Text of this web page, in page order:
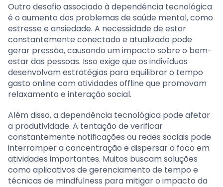
Outro desafio associado à dependência tecnológica
é o aumento dos problemas de saúde mental, como
estresse e ansiedade. A necessidade de estar
constantemente conectado e atualizado pode
gerar pressão, causando um impacto sobre o bem-
estar das pessoas. Isso exige que os indivíduos
desenvolvam estratégias para equilibrar o tempo
gasto online com atividades offline que promovam
relaxamento e interação social.
Além disso, a dependência tecnológica pode afetar
a produtividade. A tentação de verificar
constantemente notificações ou redes sociais pode
interromper a concentração e dispersar o foco em
atividades importantes. Muitos buscam soluções
como aplicativos de gerenciamento de tempo e
técnicas de mindfulness para mitigar o impacto da